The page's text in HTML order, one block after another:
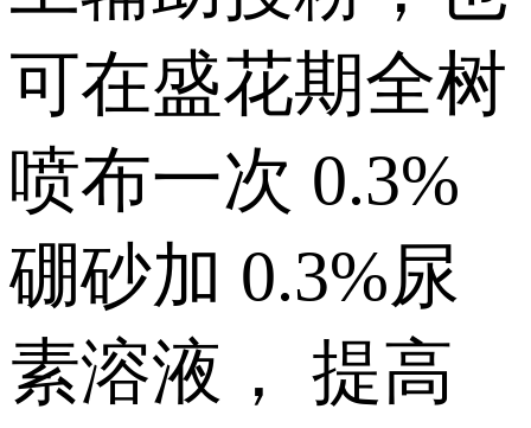
可在盛花期全树
喷布一次 0.3%
硼砂加 0.3%尿
素溶液， 提高